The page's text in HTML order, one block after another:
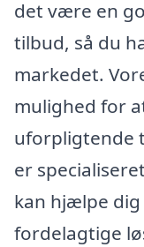
det være en
tilbud, så du
markedet.
mulighed for
uforpligtende
er
kan hjælpe
fordelagtige